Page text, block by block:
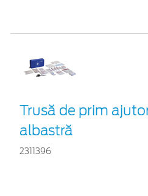
Trusă de prim
albastră
2311396